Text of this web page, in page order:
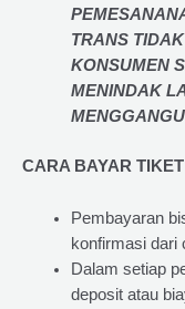
TRANSTIDAK
KONSUMEN
MENINDAK
CARA BAYAR TIKET
Pembayaran
konfirmasi dari
Dalam setiap
deposit atau